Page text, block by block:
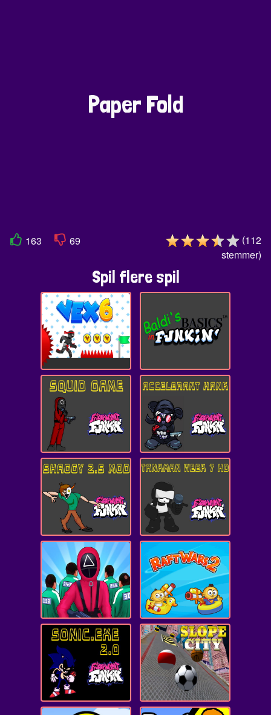
Paper Fold
163 69 (112
stemmer)
Spil flere spil